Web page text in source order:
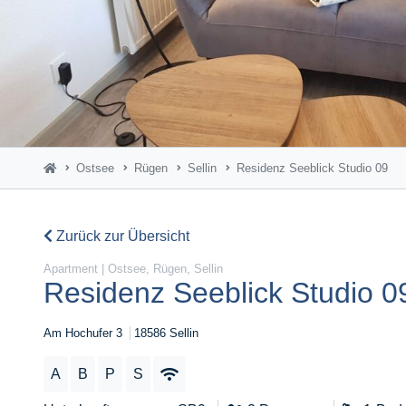
Ostsee Rügen Sellin Residenz Seeblick Studio 09
Zurück zur Übersicht
Apartment | Ostsee, Rügen, Sellin
Residenz Seeblick Studio
Am Hochufer 3 18586 Sellin
A B P S